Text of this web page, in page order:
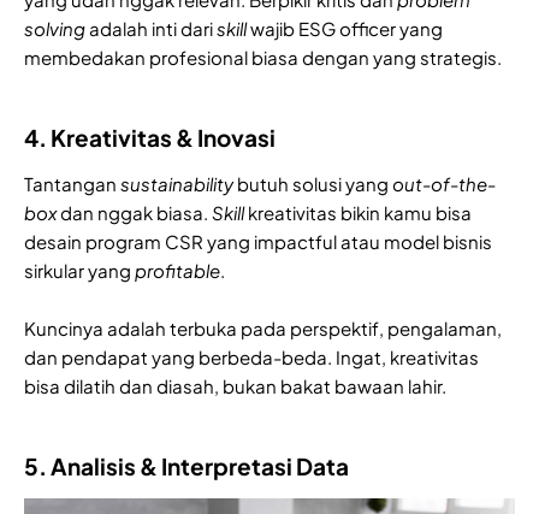
solvingadalah inti dariskillwajib ESG officer yang
membedakan profesional biasa dengan yang strategis.
4. Kreativitas & Inovasi
Tantangan sustainabilitybutuh solusi yang out-of-the-
boxdan nggak biasa. Skillkreativitas bikin kamu bisa
desain program CSR yang impactful atau model bisnis
sirkular yang profitable.
Kuncinya adalah terbuka pada perspektif, pengalaman,
dan pendapat yang berbeda-beda. Ingat, kreativitas
bisa dilatih dan diasah, bukan bakat bawaan lahir.
5. Analisis & Interpretasi Data